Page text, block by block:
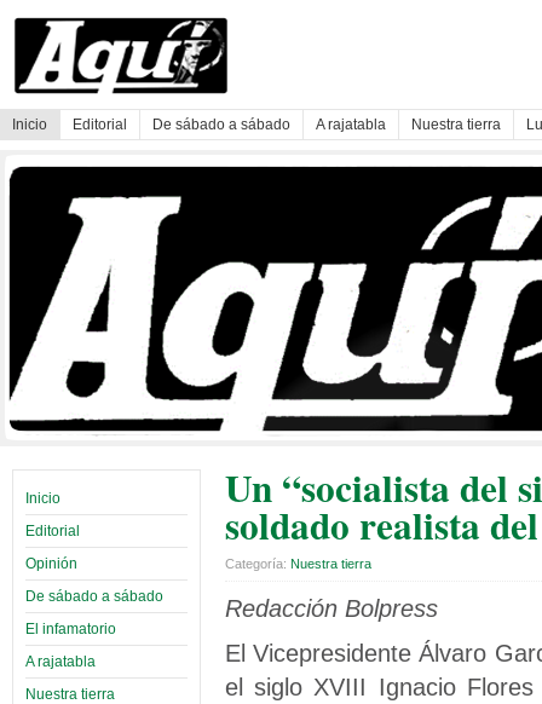
Inicio Editorial De sábado a sábado A rajatabla Nuestra tierra
Inicio
Editorial
Opinión
De sábado a sábado
El infamatorio
A rajatabla
Nuestra tierra
Un “socialista del
soldado realista
Categoría: Nuestra tierra
Redacción Bolpress
El Vicepresidente Álvaro
el siglo XVIII Ignacio